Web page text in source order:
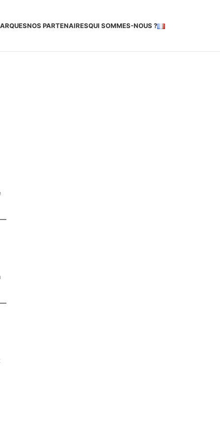
NOS PARTENAIRESQUI SOMMES-NOUS ?